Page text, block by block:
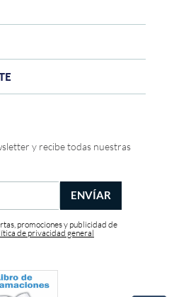
y recibe todas nuestras
ENVÍAR
promociones y publicidad de
de privacidad general